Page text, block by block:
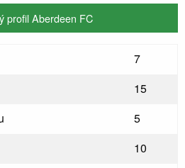
profil Aberdeen FC
7
15
5
10